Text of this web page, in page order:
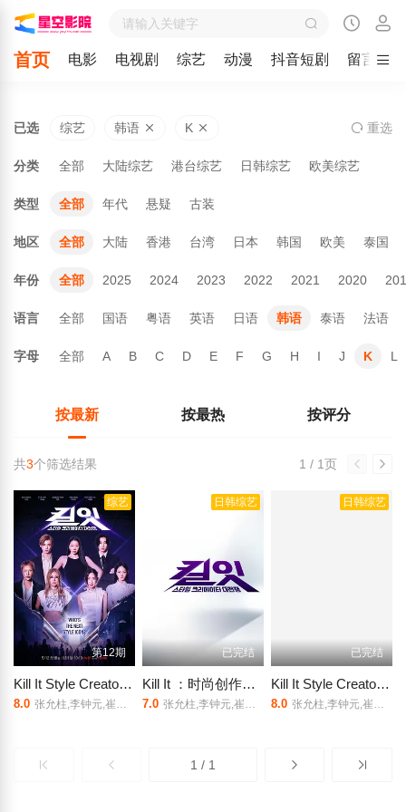
首页 电影 电视剧 综艺 动漫 抖音短剧 留言
已选 综艺 韩语 K 重选
分类 全部 大陆综艺 港台综艺 日韩综艺 欧美综艺
类型 全部 年代 悬疑 古装
地区 全部 大陆 香港 台湾 日本 韩国 欧美 泰国
年份 全部 2025 2024 2023 2022 2021 2020
语言 全部 国语 粤语 英语 日语 韩语 泰语 法语
字母 全部 A B C D E F G H I J K L
按最新 按最热 按评分
1 / 1页
共3个筛选结果
综艺
第12期
Kill It Style Creator War
8.0 张允柱,李钟元,崔然竣,车正元,池贤静,安雅琳,양갱
日韩综艺
已完结
Kill It ：时尚创作者之战
7.0 张允柱,李钟元,崔然竣,车贞媛,崔美娜秀,北泽舞悠,郑丽雅,成田爱纯
日韩综艺
已完结
Kill It Style Creator War
8.0 张允柱,李钟元,崔然竣,车正元,池贤静,安雅琳,양갱
1 / 1